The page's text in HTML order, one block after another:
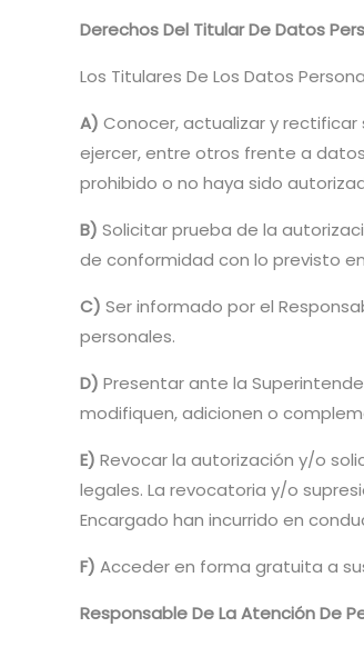
Derechos Del Titular De Datos
Los Titulares De Los Datos
A) Conocer, actualizar y
ejercer, entre otros frente a
prohibido o no haya sido
B) Solicitar prueba de la
de conformidad con lo previsto en
C) Ser informado por el
personales.
D) Presentar ante la
modifiquen, adicionen o
E) Revocar la autorización y/o
legales. La revocatoria y/o
Encargado han incurrido en
F) Acceder en forma gratuita a
Responsable De La Atención De